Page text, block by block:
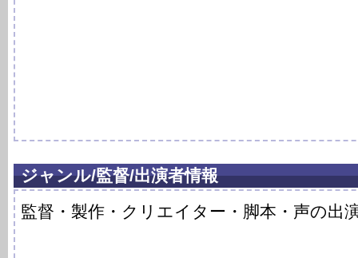
ジャンル/監督/出演者情報
監督・製作・クリエイター・脚本・声の出